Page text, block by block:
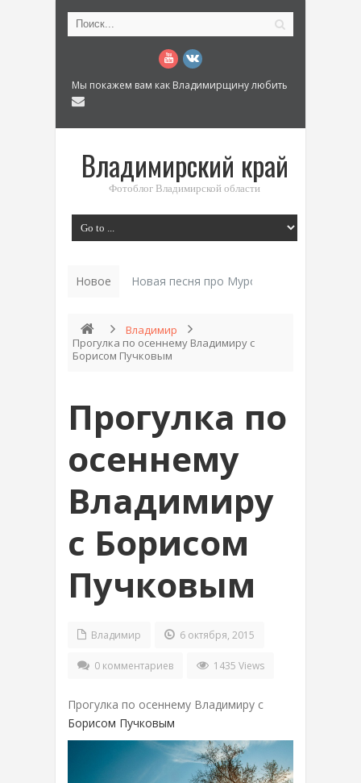
Мы покажем вам как Владимирщину любить
Владимирский край
Фотоблог Владимирской области
Новое Новая песня про Муром: «Былинный
Владимир
Прогулка по осеннему Владимиру с
Борисом Пучковым
Прогулка по
осеннему
Владимиру
с Борисом
Пучковым
Владимир 6 октября, 2015
0 комментариев 1435 Views
Прогулка по осеннему Владимиру с
Борисом Пучковым